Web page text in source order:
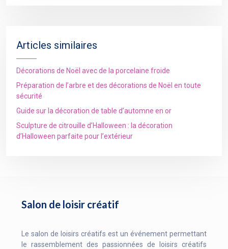
Articles similaires
Décorations de Noël avec de la porcelaine froide
Préparation de l’arbre et des décorations de Noël en toute
sécurité
Guide sur la décoration de table d’automne en or
Sculpture de citrouille d’Halloween : la décoration
d’Halloween parfaite pour l’extérieur
Salon de loisir créatif
Le salon de loisirs créatifs est un événement permettant
le rassemblement des passionnées de loisirs créatifs